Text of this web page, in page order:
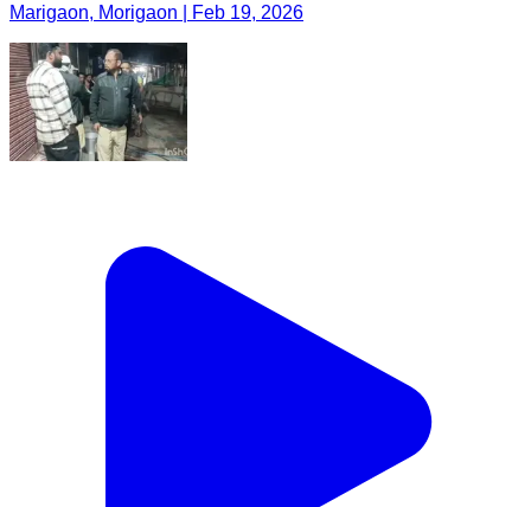
Marigaon, Morigaon | Feb 19, 2026